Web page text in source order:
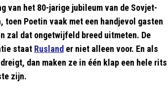
van het 80-jarige jubileum van de Sovjet-
Poetin vaak met een handjevol gasten
zal dat ongetwijfeld breed uitmeten. De
staat Rusland er niet alleen voor. En als
dan maken ze in één klap een hele rits
zijn.